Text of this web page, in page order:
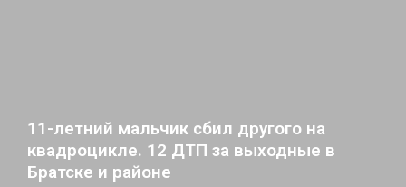
11-летний мальчик сбил другого на
квадроцикле. 12 ДТП за выходные в
Братске и районе